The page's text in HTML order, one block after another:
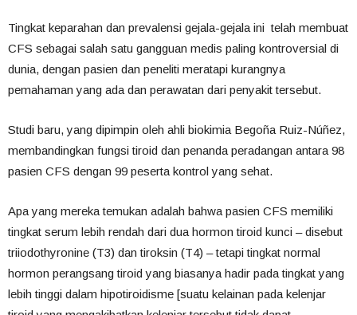
Tingkat keparahan dan prevalensi gejala-gejala ini telah membuat
CFS sebagai salah satu gangguan medis paling kontroversial di
dunia, dengan pasien dan peneliti meratapi kurangnya
pemahaman yang ada dan perawatan dari penyakit tersebut.
Studi baru, yang dipimpin oleh ahli biokimia Begoña Ruiz-Núñez,
membandingkan fungsi tiroid dan penanda peradangan antara 98
pasien CFS dengan 99 peserta kontrol yang sehat.
Apa yang mereka temukan adalah bahwa pasien CFS memiliki
tingkat serum lebih rendah dari dua hormon tiroid kunci – disebut
triiodothyronine (T3) dan tiroksin (T4) – tetapi tingkat normal
hormon perangsang tiroid yang biasanya hadir pada tingkat yang
lebih tinggi dalam hipotiroidisme [suatu kelainan pada kelenjar